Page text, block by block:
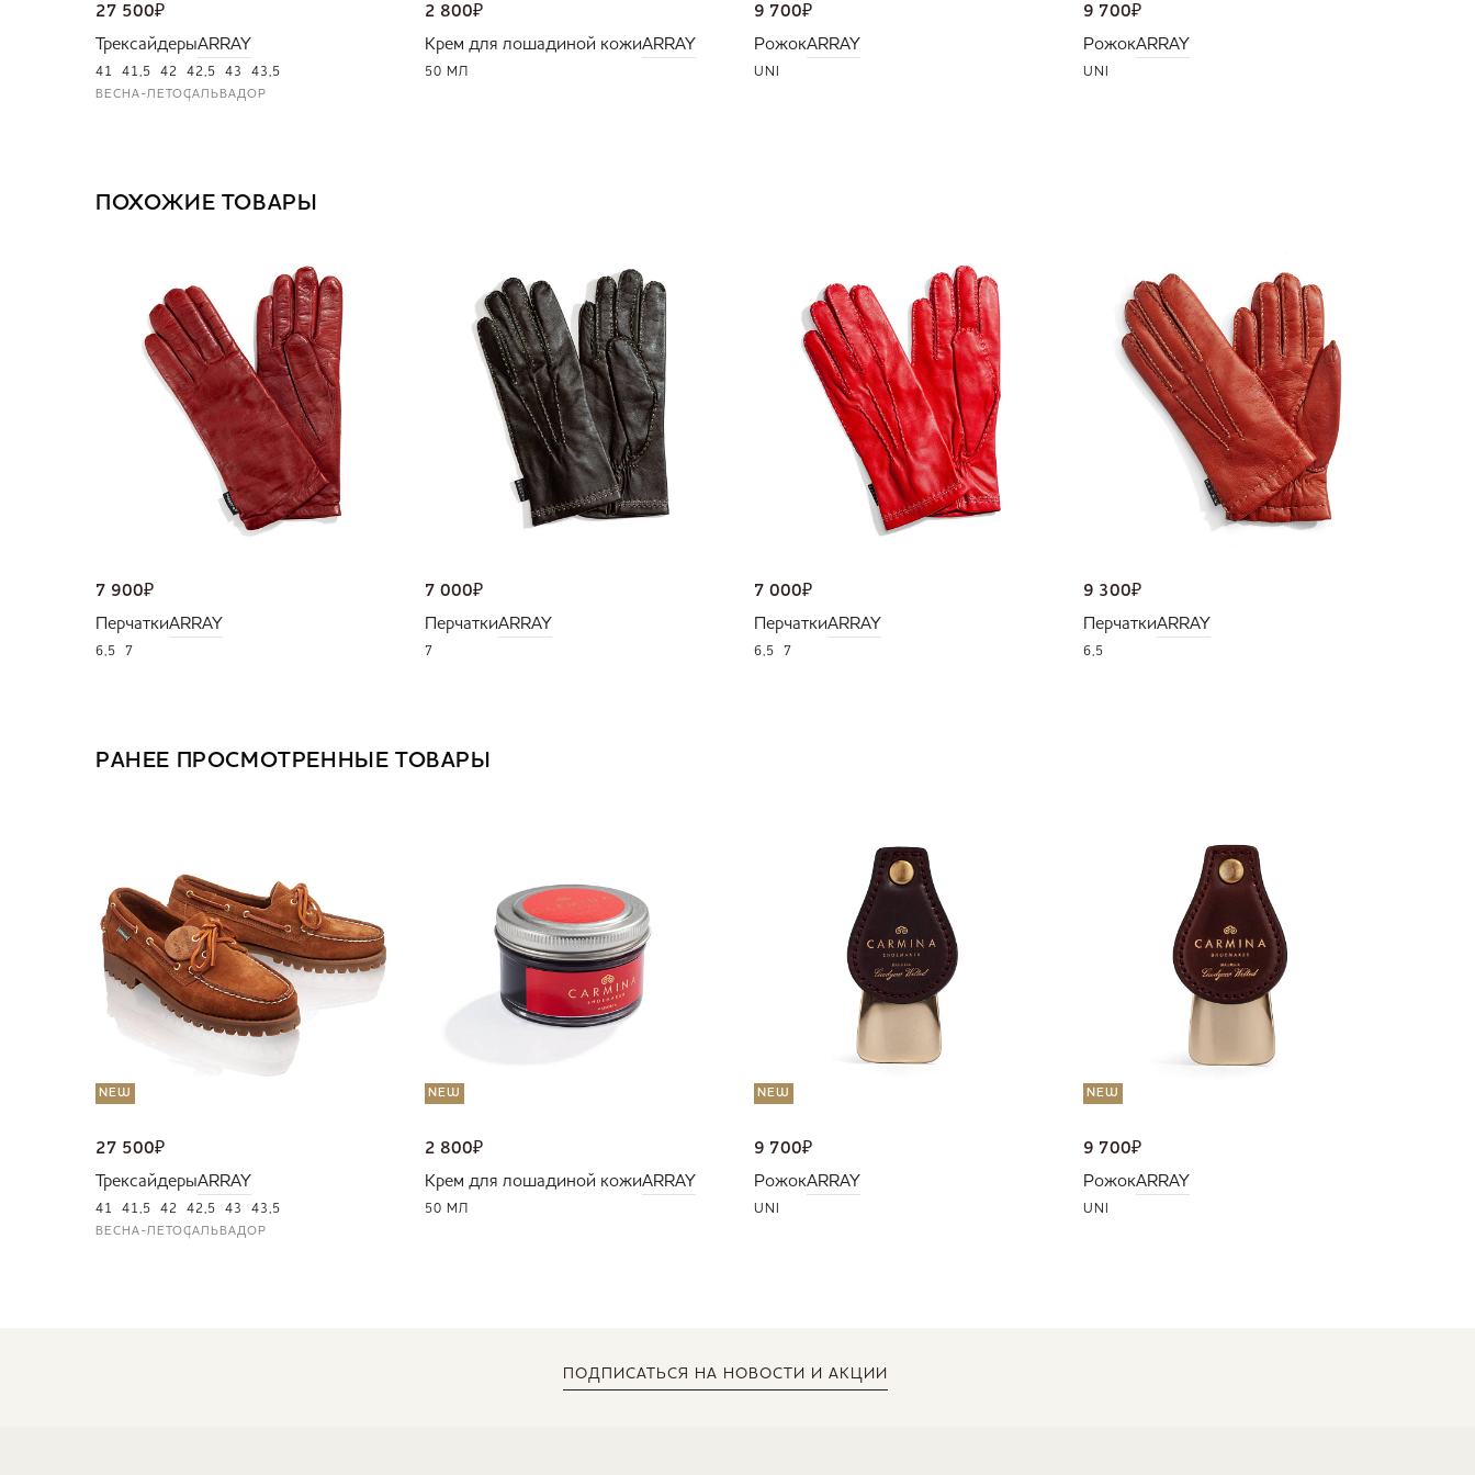
27 500₽
ТрексайдерыARRAY
41 41,5 42 42,5 43 43,5
ВЕСНА-ЛЕТОСАЛЬВАДОР
2 800₽
Крем для лошадиной кожиARRAY
50 МЛ
9 700₽
РожокARRAY
UNI
9 700₽
РожокARRAY
UNI
ПОХОЖИЕ ТОВАРЫ
7 900₽
ПерчаткиARRAY
6,5 7
7 000₽
ПерчаткиARRAY
7
7 000₽
ПерчаткиARRAY
6,5 7
9 300₽
ПерчаткиARRAY
6,5
РАНЕЕ ПРОСМОТРЕННЫЕ ТОВАРЫ
NEW
27 500₽
ТрексайдерыARRAY
41 41,5 42 42,5 43 43,5
ВЕСНА-ЛЕТОСАЛЬВАДОР
NEW
2 800₽
Крем для лошадиной кожиARRAY
50 МЛ
NEW
9 700₽
РожокARRAY
UNI
NEW
9 700₽
РожокARRAY
UNI
ПОДПИСАТЬСЯ НА НОВОСТИ И АКЦИИ